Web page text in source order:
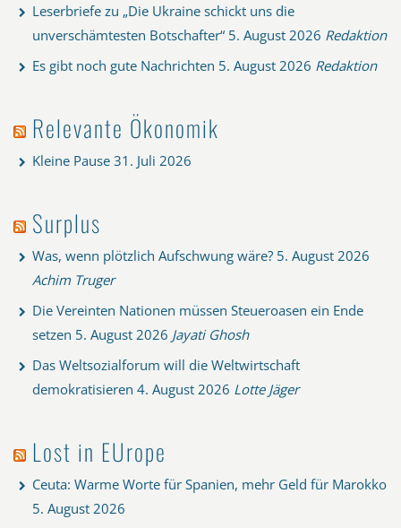
Leserbriefe zu „Die Ukraine schickt uns die
unverschämtesten Botschafter“ 5. August 2026 Redaktion
Es gibt noch gute Nachrichten 5. August 2026 Redaktion
Relevante Ökonomik
Kleine Pause 31. Juli 2026
Surplus
Was, wenn plötzlich Aufschwung wäre? 5. August 2026
Achim Truger
Die Vereinten Nationen müssen Steueroasen ein Ende
setzen 5. August 2026 Jayati Ghosh
Das Weltsozialforum will die Weltwirtschaft
demokratisieren 4. August 2026 Lotte Jäger
Lost in EUrope
Ceuta: Warme Worte für Spanien, mehr Geld für Marokko
5. August 2026